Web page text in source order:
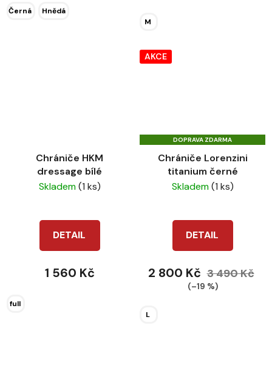
Černá
Hnědá
M
Chrániče HKM
dressage bílé
Skladem(1 ks)
DETAIL
1 560 Kč
full
AKCE
DOPRAVA ZDARMA
Chrániče Lorenzini
titanium černé
Skladem(1 ks)
DETAIL
2 800 Kč 3 490 Kč
(–19 %)
L